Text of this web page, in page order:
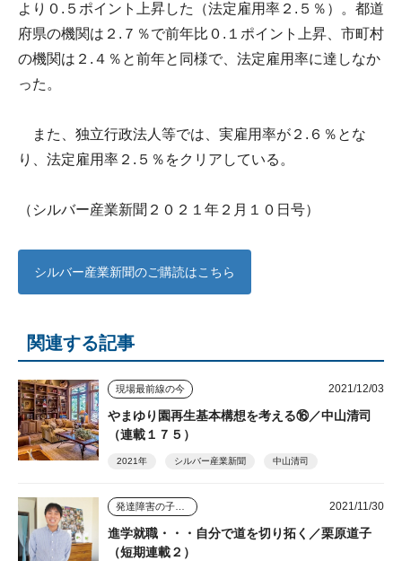
より０.５ポイント上昇した（法定雇用率２.５％）。都道
府県の機関は２.７％で前年比０.１ポイント上昇、市町村
の機関は２.４％と前年と同様で、法定雇用率に達しなか
った。
また、独立行政法人等では、実雇用率が２.６％とな
り、法定雇用率２.５％をクリアしている。
（シルバー産業新聞２０２１年２月１０日号）
シルバー産業新聞のご購読はこちら
関連する記事
現場最前線の今 2021/12/03
やまゆり園再生基本構想を考える⑯／中山清司
（連載１７５）
2021年 シルバー産業新聞 中山清司
2021/11/30
進学就職・・・自分で道を切り拓く／栗原道子
（短期連載２）